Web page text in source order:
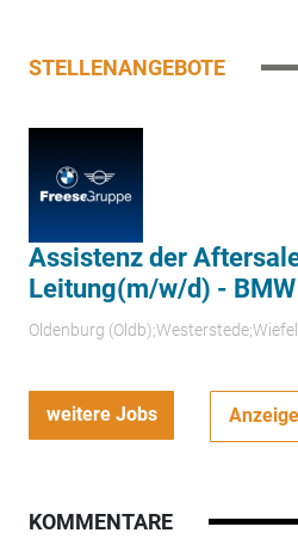
STELLENANGEBOTE
Assistenz der
Leitung(m/w/d) -
Oldenburg
weitere Jobs
KOMMENTARE